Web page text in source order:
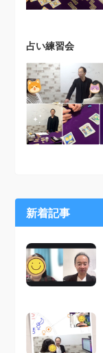
占い練習会
新着記事